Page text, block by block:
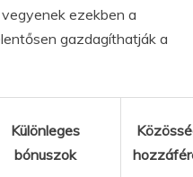
ezekben a
gazdagíthatják a
Különleges
bónuszok